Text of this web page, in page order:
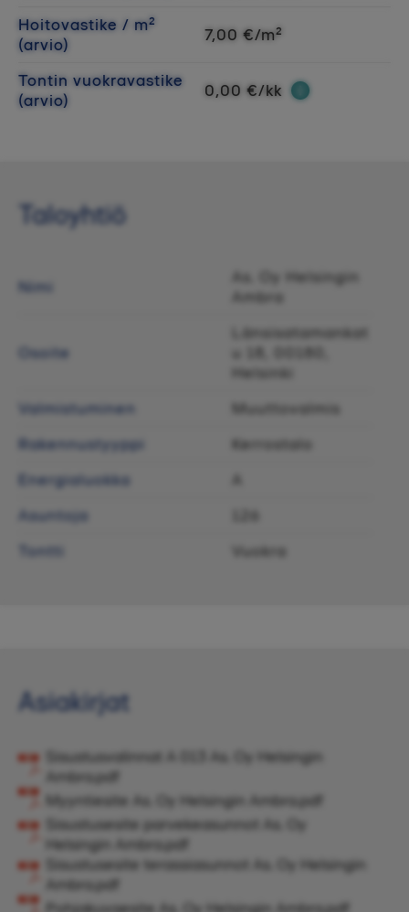
Hoitovastike / m²
(arvio)
7,00 €/m²
Tontin vuokravastike
(arvio)
0,00 €/kk
Taloyhtiö
Nimi
As. Oy Helsingin
Ambra
Osoite
Länsisatamankat
u 18, 00180,
Helsinki
Valmistuminen
Muuttovalmis
Rakennustyyppi
Kerrostalo
Energialuokka
A
Asuntoja
126
Tontti
Vuokra
Asiakirjat
Sisustusvalinnat A 013 As. Oy Helsingin
Ambra.pdf
Myyntiesite As. Oy Helsingin Ambra.pdf
Sisustusesite parvekeasunnot As. Oy
Helsingin Ambra.pdf
Sisustusesite terassiasunnot As. Oy Helsingin
Ambra.pdf